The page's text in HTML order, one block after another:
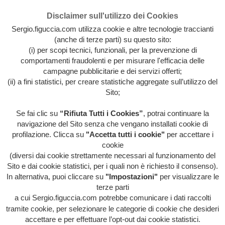
Archivio intera attività artistica di Sergio Figuccia & Opinionismo
personale
HOME/EVIDENZA/ HOME/IL POTERE DA
ITALIA ITALIA ITALIA/LIBERA-
MENTE/ QUESTA FOLLE SOCIETÀ /VOCI
DALL'INTERNO
IL REFERDUBBIUM
Disclaimer sull'utilizzo dei Cookies
Sergio.figuccia.com utilizza cookie e altre tecnologie traccianti
(anche di terze parti) su questo sito:
(i) per scopi tecnici, funzionali, per la prevenzione di
comportamenti fraudolenti e per misurare l'efficacia delle
campagne pubblicitarie e dei servizi offerti;
(ii) a fini statistici, per creare statistiche aggregate sull’utilizzo del
Sito;
Se fai clic su “Rifiuta Tutti i Cookies”, potrai continuare la
navigazione del Sito senza che vengano installati cookie di
profilazione. Clicca su "Accetta tutti i cookie" per accettare i
cookie
(diversi dai cookie strettamente necessari al funzionamento del
Sito e dai cookie statistici, per i quali non è richiesto il consenso).
In alternativa, puoi cliccare su "Impostazioni" per visualizzare le
terze parti
a cui Sergio.figuccia.com potrebbe comunicare i dati raccolti
tramite cookie, per selezionare le categorie di cookie che desideri
accettare e per effettuare l’opt-out dai cookie statistici.